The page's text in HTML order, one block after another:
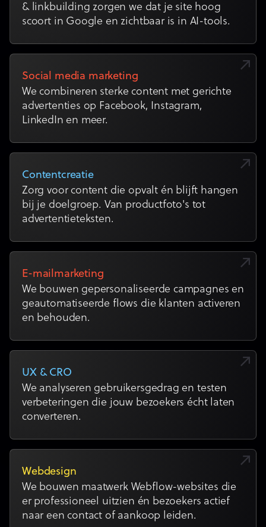
& linkbuilding zorgen we dat je site hoog
scoort in Google en zichtbaar is in AI-tools.
Social media marketing
We combineren sterke content met gerichte
advertenties op Facebook, Instagram,
LinkedIn en meer.
Contentcreatie
Zorg voor content die opvalt én blijft hangen
bij je doelgroep. Van productfoto's tot
advertentieteksten.
E-mailmarketing
We bouwen gepersonaliseerde campagnes en
geautomatiseerde flows die klanten activeren
en behouden.
UX & CRO
We analyseren gebruikersgedrag en testen
verbeteringen die jouw bezoekers écht laten
converteren.
Webdesign
We bouwen maatwerk Webflow-websites die
er professioneel uitzien én bezoekers actief
naar een contact of aankoop leiden.